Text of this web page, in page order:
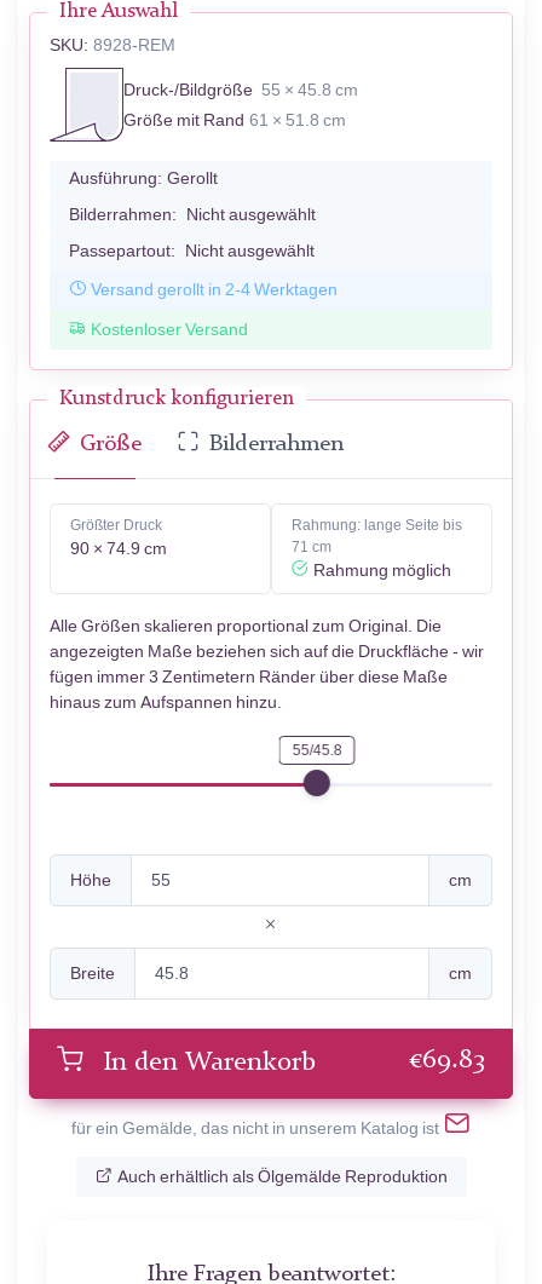
Ihre Auswahl
SKU: 8928-REM
Druck-/Bildgröße 55 × 45.8 cm
Größe mit Rand 61 × 51.8 cm
Ausführung: Gerollt
Bilderrahmen: Nicht ausgewählt
Passepartout: Nicht ausgewählt
Versand gerollt in 2-4 Werktagen
Kostenloser Versand
Kunstdruck konfigurieren
Größe Bilderrahmen
Größter Druck
90 × 74.9 cm
Rahmung: lange Seite bis
71 cm
Rahmung möglich
Alle Größen skalieren proportional zum Original. Die
angezeigten Maße beziehen sich auf die Druckfläche - wir
fügen immer 3 Zentimetern Ränder über diese Maße
hinaus zum Aufspannen hinzu.
55/45.8
Höhe cm
Breite cm
In den Warenkorb €69.83
für ein Gemälde, das nicht in unserem Katalog ist
Auch erhältlich als Ölgemälde Reproduktion
Ihre Fragen beantwortet: